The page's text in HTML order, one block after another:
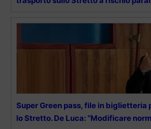
Super Green pass, file in
lo Stretto. De Luca: “Modificare